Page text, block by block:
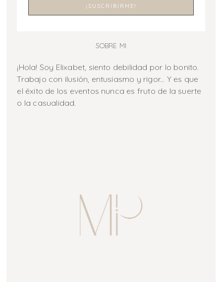
SOBRE MI
¡Hola! Soy Elixabet, siento debilidad por lo bonito.
Trabajo con ilusión, entusiasmo y rigor... Y es que
el éxito de los eventos nunca es fruto de la suerte
o la casualidad.